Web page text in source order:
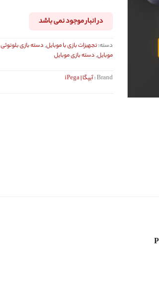
در انبار موجود نمی باشد
دسته:تجهیزات بازی با موبایل,دسته بازی بلوتوثی
موبایل,دسته بازی موبایل
Brand : آیپگا | iPega